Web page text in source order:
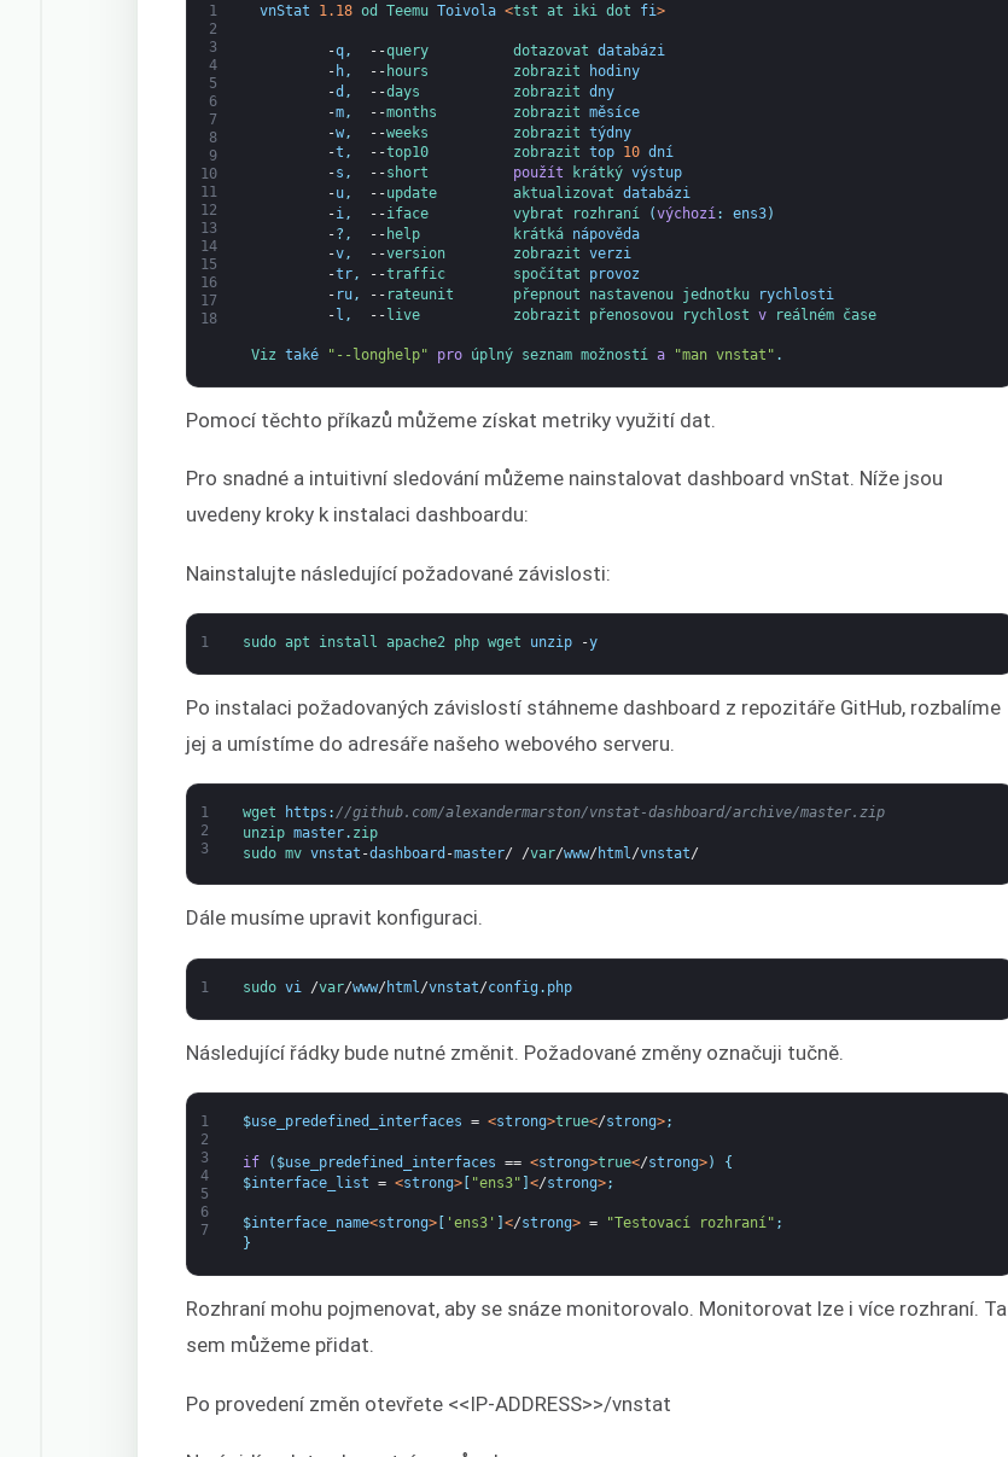
1
2
3
4
5
6
7
8
9
10
11
12
13
14
15
16
17
18
vnStat 1.18 od Teemu Toivola <tst at iki dot fi>
-q, --query dotazovat databázi
- h, -- hours zobrazit
hodiny
-d , --days zobrazit dny
-m, --months zobrazit měsíce
-w, --weeks zobrazit týdny
-t , --top10 zobrazit top 10 dní
-s , --short použít krátký výstup
-u, --update aktualizovat databázi
-i , --iface vybrat rozhraní (výchozí : ens3)
-? , -- help krátká nápověda
-v, --version zobrazit verzi
-tr, --traffic spočítat provoz
- ru, -- rateunit přepnout nastavenou jednotku
rychlosti
-l , --live zobrazit přenosovou rychlost v reálném čase
Viz také "--longhelp" pro úplný seznam možností a "man vnstat" .
Pomocí těchto příkazů můžeme získat metriky využití dat.
Pro snadné a intuitivní sledování můžeme nainstalovat dashboard vnStat. Níže jsou
uvedeny kroky k instalaci dashboardu:
Nainstalujte následující požadované závislosti:
1 sudo apt install apache2 php wget unzip -y
Po instalaci požadovaných závislostí stáhneme dashboard z repozitáře GitHub, rozbalíme
jej a umístíme do adresáře našeho webového serveru.
1
2
3
wget https : //github.com/alexandermarston/vnstat-dashboard/archive/master.zip
unzip master. zip
sudo mv vnstat -dashboard -master/ /var/www/ html/vnstat/
Dále musíme upravit konfiguraci.
1 sudo vi /var/www/ html /vnstat/config . php
Následující řádky bude nutné změnit. Požadované změny označuji tučně.
1
2
3
4
5
6
7
$use_predefined_interfaces = <strong>true</strong>;
if ( $use_predefined_interfaces == <strong>true</strong>)
{
$interface_list = <strong>[ "ens3" ] </strong>;
$interface_name<strong>[ 'ens3' </strong> = "Testovací rozhraní" ;
}
Rozhraní mohu pojmenovat, aby se snáze monitorovalo. Monitorovat lze i více rozhraní. Ta
sem můžeme přidat.
Po provedení změn otevřete <<IP-ADDRESS>>/vnstat